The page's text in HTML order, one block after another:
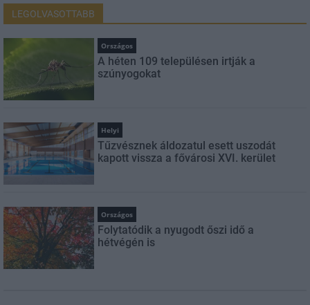
LEGOLVASOTTABB
Országos
A héten 109 településen irtják a
szúnyogokat
Helyi
Tűzvésznek áldozatul esett uszodát
kapott vissza a fővárosi XVI. kerület
Országos
Folytatódik a nyugodt őszi idő a
hétvégén is